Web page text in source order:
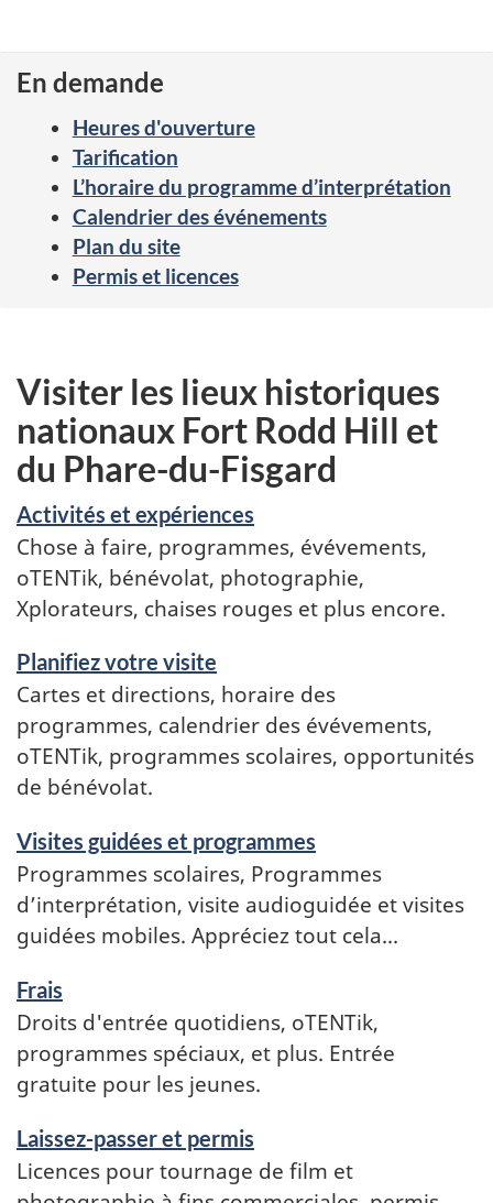
En demande
Heures d'ouverture
Tarification
L’horaire du programme d’interprétation
Calendrier des événements
Plan du site
Permis et licences
Visiter les lieux historiques
nationaux Fort Rodd Hill et
du Phare-du-Fisgard
Activités et expériences
Chose à faire, programmes, évévements,
oTENTik, bénévolat, photographie,
Xplorateurs, chaises rouges et plus encore.
Planifiez votre visite
Cartes et directions, horaire des
programmes, calendrier des évévements,
oTENTik, programmes scolaires, opportunités
de bénévolat.
Visites guidées et programmes
Programmes scolaires, Programmes
d’interprétation, visite audioguidée et visites
guidées mobiles. Appréciez tout cela...
Frais
Droits d'entrée quotidiens, oTENTik,
programmes spéciaux, et plus. Entrée
gratuite pour les jeunes.
Laissez-passer et permis
Licences pour tournage de film et